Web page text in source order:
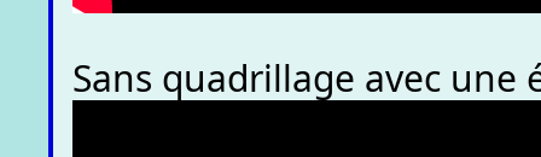
Sans quadrillage avec une